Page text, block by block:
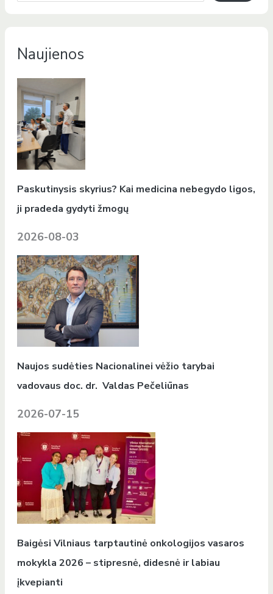
Naujienos
Paskutinysis skyrius? Kai medicina nebegydo ligos,
ji pradeda gydyti žmogų
2026-08-03
Naujos sudėties Nacionalinei vėžio tarybai
vadovaus doc. dr. Valdas Pečeliūnas
2026-07-15
Baigėsi Vilniaus tarptautinė onkologijos vasaros
mokykla 2026 – stipresnė, didesnė ir labiau
įkvepianti